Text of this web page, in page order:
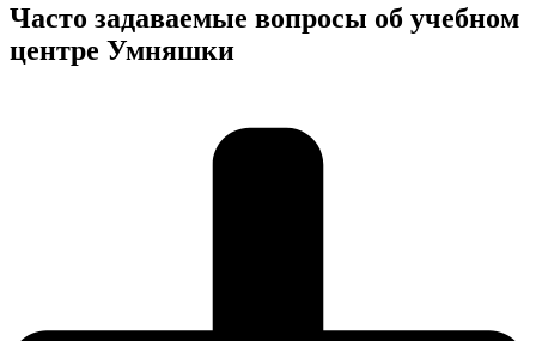
Часто задаваемые вопросы об учебном
центре Умняшки